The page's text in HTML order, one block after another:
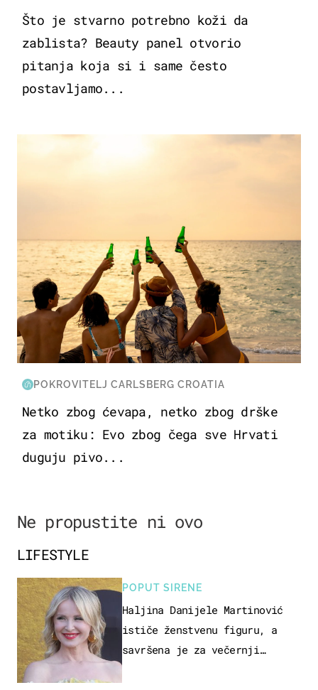
Što je stvarno potrebno koži da
zablista? Beauty panel otvorio
pitanja koja si i same često
postavljamo...
POKROVITELJ CARLSBERG CROATIA
Netko zbog ćevapa, netko zbog drške
za motiku: Evo zbog čega sve Hrvati
duguju pivo...
Ne propustite ni ovo
LIFESTYLE
POPUT SIRENE
Haljina Danijele Martinović
ističe ženstvenu figuru, a
savršena je za večernji